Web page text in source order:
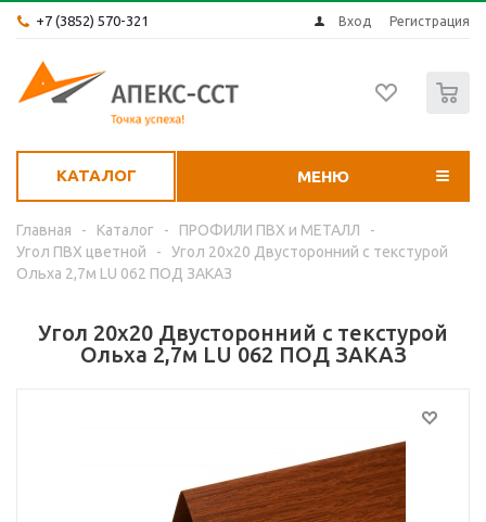
+7 (3852) 570-321 Вход Регистрация
КАТАЛОГ МЕНЮ
Главная - Каталог - ПРОФИЛИ ПВХ и МЕТАЛЛ
-
Угол ПВХ цветной
-
Угол 20х20 Двусторонний с текстурой
Ольха 2,7м LU 062 ПОД ЗАКАЗ
Угол 20х20 Двусторонний с текстурой
Ольха 2,7м LU 062 ПОД ЗАКАЗ